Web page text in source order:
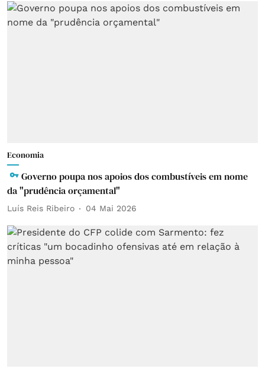
Economia
Governo poupa nos apoios dos combustíveis em nome
da "prudência orçamental"
Luís Reis Ribeiro 04 Mai 2026